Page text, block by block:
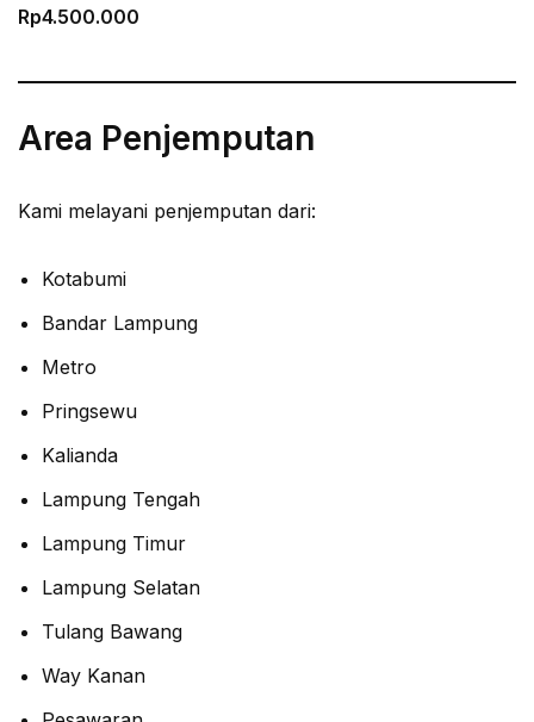
Rp4.500.000
Area Penjemputan
Kami melayani penjemputan dari:
Kotabumi
Bandar Lampung
Metro
Pringsewu
Kalianda
Lampung Tengah
Lampung Timur
Lampung Selatan
Tulang Bawang
Way Kanan